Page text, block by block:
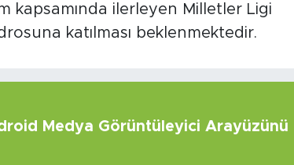
kapsamında ilerleyen Milletler Ligi
katılması beklenmektedir.
Medya Görüntüleyici Arayüzünü